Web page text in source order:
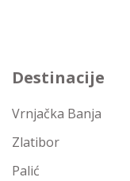
Destinacije
Vrnjačka Banja
Zlatibor
Palić